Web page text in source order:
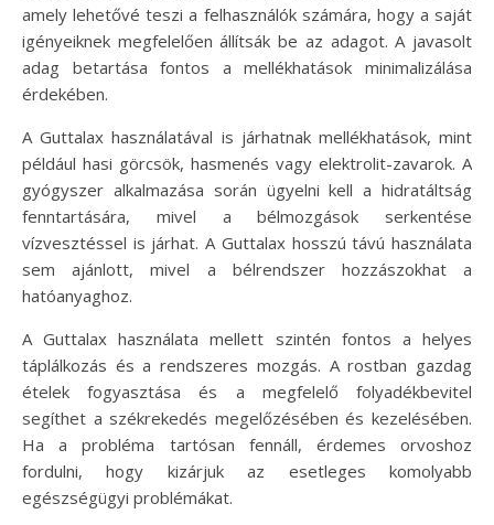
amely lehetővé teszi a felhasználók számára, hogy a saját
igényeiknek megfelelően állítsák be az adagot. A javasolt
adag betartása fontos a mellékhatások minimalizálása
érdekében.
A Guttalax használatával is járhatnak mellékhatások, mint
például hasi görcsök, hasmenés vagy elektrolit-zavarok. A
gyógyszer alkalmazása során ügyelni kell a hidratáltság
fenntartására, mivel a bélmozgások serkentése
vízvesztéssel is járhat. A Guttalax hosszú távú használata
sem ajánlott, mivel a bélrendszer hozzászokhat a
hatóanyaghoz.
A Guttalax használata mellett szintén fontos a helyes
táplálkozás és a rendszeres mozgás. A rostban gazdag
ételek fogyasztása és a megfelelő folyadékbevitel
segíthet a székrekedés megelőzésében és kezelésében.
Ha a probléma tartósan fennáll, érdemes orvoshoz
fordulni, hogy kizárjuk az esetleges komolyabb
egészségügyi problémákat.